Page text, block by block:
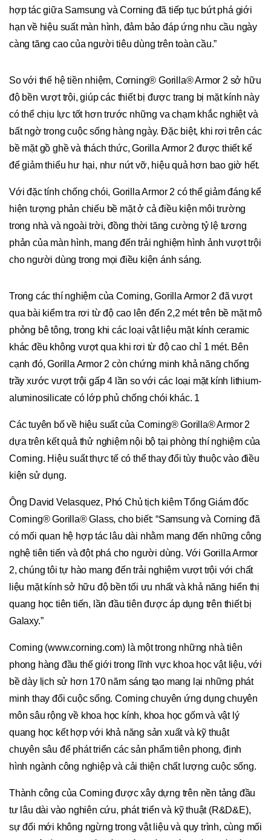
hợp tác giữa Samsung và Corning đã tiếp tục bứt phá giới
hạn về hiệu suất màn hình, đảm bảo đáp ứng nhu cầu ngày
càng tăng cao của người tiêu dùng trên toàn cầu.”
So với thế hệ tiền nhiệm, Corning® Gorilla® Armor 2 sở hữu
độ bền vượt trội, giúp các thiết bị được trang bị mặt kính này
có thể chịu lực tốt hơn trước những va chạm khắc nghiệt và
bất ngờ trong cuộc sống hàng ngày. Đặc biệt, khi rơi trên các
bề mặt gồ ghề và thách thức, Gorilla Armor 2 được thiết kế
để giảm thiểu hư hại, như nứt vỡ, hiệu quả hơn bao giờ hết.
Với đặc tính chống chói, Gorilla Armor 2 có thể giảm đáng kể
hiện tượng phản chiếu bề mặt ở cả điều kiện môi trường
trong nhà và ngoài trời, đồng thời tăng cường tỷ lệ tương
phản của màn hình, mang đến trải nghiệm hình ảnh vượt trội
cho người dùng trong mọi điều kiện ánh sáng.
Trong các thí nghiệm của Corning, Gorilla Armor 2 đã vượt
qua bài kiểm tra rơi từ độ cao lên đến 2,2 mét trên bề mặt mô
phỏng bê tông, trong khi các loại vật liệu mặt kính ceramic
khác đều không vượt qua khi rơi từ độ cao chỉ 1 mét. Bên
cạnh đó, Gorilla Armor 2 còn chứng minh khả năng chống
trầy xước vượt trội gấp 4 lần so với các loại mặt kính lithium-
aluminosilicate có lớp phủ chống chói khác. 1
Các tuyên bố về hiệu suất của Corning® Gorilla® Armor 2
dựa trên kết quả thử nghiệm nội bộ tại phòng thí nghiệm của
Corning. Hiệu suất thực tế có thể thay đổi tùy thuộc vào điều
kiện sử dụng.
Ông David Velasquez, Phó Chủ tịch kiêm Tổng Giám đốc
Corning® Gorilla® Glass, cho biết: “Samsung và Corning đã
có mối quan hệ hợp tác lâu dài nhằm mang đến những công
nghệ tiên tiến và đột phá cho người dùng. Với Gorilla Armor
2, chúng tôi tự hào mang đến trải nghiệm vượt trội với chất
liệu mặt kính sở hữu độ bền tối ưu nhất và khả năng hiển thị
quang học tiên tiến, lần đầu tiên được áp dụng trên thiết bị
Galaxy.”
Corning (www.corning.com) là một trong những nhà tiên
phong hàng đầu thế giới trong lĩnh vực khoa học vật liệu, với
bề dày lịch sử hơn 170 năm sáng tạo mang lại những phát
minh thay đổi cuộc sống. Corning chuyên ứng dụng chuyên
môn sâu rộng về khoa học kính, khoa học gốm và vật lý
quang học kết hợp với khả năng sản xuất và kỹ thuật
chuyên sâu để phát triển các sản phẩm tiên phong, định
hình ngành công nghiệp và cải thiện chất lượng cuộc sống.
Thành công của Corning được xây dựng trên nền tảng đầu
tư lâu dài vào nghiên cứu, phát triển và kỹ thuật (R&D&E),
sự đổi mới không ngừng trong vật liệu và quy trình, cùng mối